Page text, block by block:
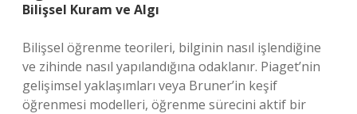
Bilişsel Kuram ve Algı
Bilişsel öğrenme teorileri, bilginin nasıl işlendiğine
ve zihinde nasıl yapılandığına odaklanır. Piaget’nin
gelişimsel yaklaşımları veya Bruner’in keşif
öğrenmesi modelleri, öğrenme sürecini aktif bir